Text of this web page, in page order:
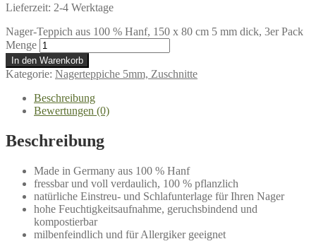
Lieferzeit: 2-4 Werktage
Nager-Teppich aus 100 % Hanf, 150 x 80 cm 5 mm dick, 3er Pack
Menge
In den Warenkorb
Kategorie: Nagerteppiche 5mm, Zuschnitte
Beschreibung
Bewertungen (0)
Beschreibung
Made in Germany aus 100 % Hanf
fressbar und voll verdaulich, 100 % pflanzlich
natürliche Einstreu- und Schlafunterlage für Ihren Nager
hohe Feuchtigkeitsaufnahme, geruchsbindend und
kompostierbar
milbenfeindlich und für Allergiker geeignet